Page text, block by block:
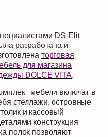
DS-Elit
разработана и
торговая
для магазина
DOLCE VITA.
мебели включат в
стеллажи, островные
и кассовый
конструкция
полок позволяют